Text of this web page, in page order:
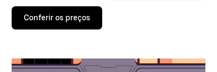
Pressione
seta
interagir
Conferir os preços